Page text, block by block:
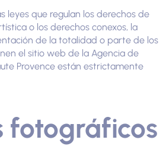
leyes que regulan los derechos de
o los derechos conexos, la
de la totalidad o parte de los
el sitio web de la Agencia de
Provence están estrictamente
fotográficos